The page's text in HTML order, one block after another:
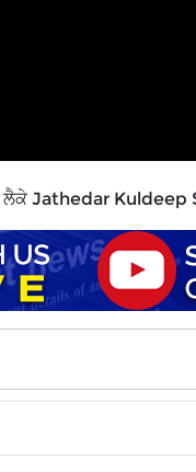
Jathedar Kuldeep